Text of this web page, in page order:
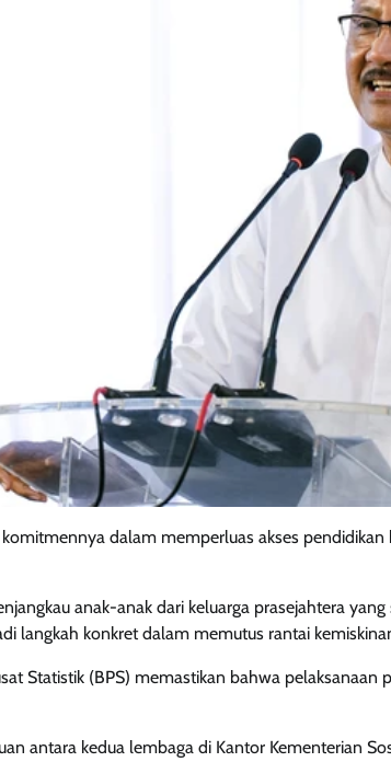
komitmennya dalam memperluas akses
anak-anak dari keluarga prasejahtera
langkah konkret dalam memutus rantai
Statistik (BPS) memastikan bahwa
antara kedua lembaga di Kantor Kementerian